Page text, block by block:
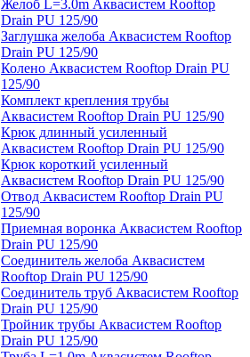
Желоб L=3.0m Аквасистем Rooftop
Drain PU 125/90
Заглушка желоба Аквасистем Rooftop
Drain PU 125/90
Колено Аквасистем Rooftop Drain PU
125/90
Комплект крепления трубы
Аквасистем Rooftop Drain PU 125/90
Крюк длинный усиленный
Аквасистем Rooftop Drain PU 125/90
Крюк короткий усиленный
Аквасистем Rooftop Drain PU 125/90
Отвод Аквасистем Rooftop Drain PU
125/90
Приемная воронка Аквасистем Rooftop
Drain PU 125/90
Соединитель желоба Аквасистем
Rooftop Drain PU 125/90
Соединитель труб Аквасистем Rooftop
Drain PU 125/90
Тройник трубы Аквасистем Rooftop
Drain PU 125/90